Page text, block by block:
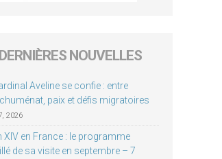
DERNIÈRES NOUVELLES
Aveline se confie : entre
paix et défis migratoires
2026
XIV en France : le programme
de sa visite en septembre – 7